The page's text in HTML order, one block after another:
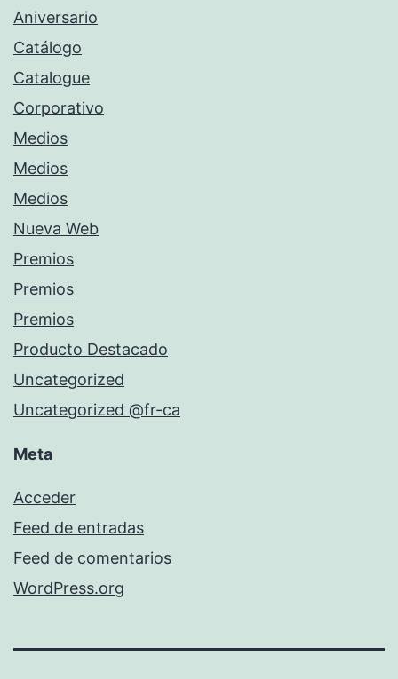
Aniversario
Catálogo
Catalogue
Corporativo
Medios
Medios
Medios
Nueva Web
Premios
Premios
Premios
Producto Destacado
Uncategorized
Uncategorized @fr-ca
Meta
Acceder
Feed de entradas
Feed de comentarios
WordPress.org